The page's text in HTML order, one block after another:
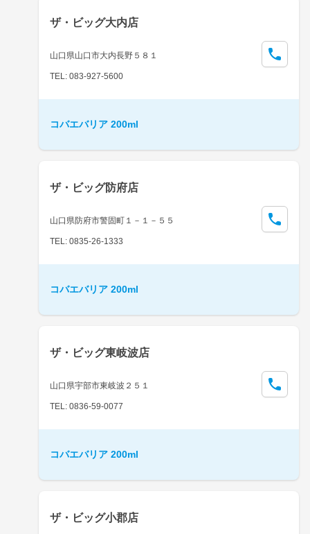
ザ・ビッグ大内店
山口県山口市大内長野５８１
TEL: 083-927-5600
コバエバリア 200ml
ザ・ビッグ防府店
山口県防府市警固町１－１－５５
TEL: 0835-26-1333
コバエバリア 200ml
ザ・ビッグ東岐波店
山口県宇部市東岐波２５１
TEL: 0836-59-0077
コバエバリア 200ml
ザ・ビッグ小郡店